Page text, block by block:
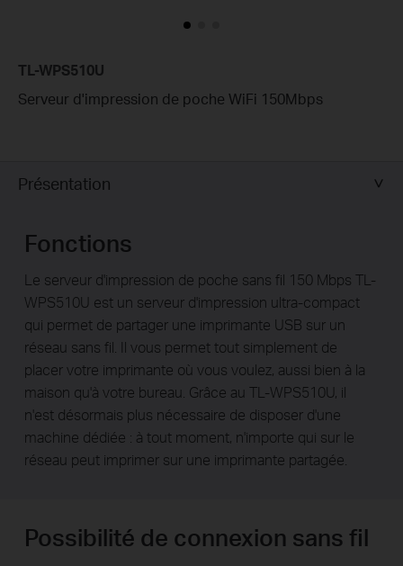
TL-WPS510U
Serveur d'impression de poche WiFi 150Mbps
Présentation
Fonctions
Le serveur d'impression de poche sans fil 150 Mbps TL-
WPS510U est un serveur d'impression ultra-compact
qui permet de partager une imprimante USB sur un
réseau sans fil. Il vous permet tout simplement de
placer votre imprimante où vous voulez, aussi bien à la
maison qu'à votre bureau. Grâce au TL-WPS510U, il
n'est désormais plus nécessaire de disposer d'une
machine dédiée : à tout moment, n'importe qui sur le
réseau peut imprimer sur une imprimante partagée.
Possibilité de connexion sans fil